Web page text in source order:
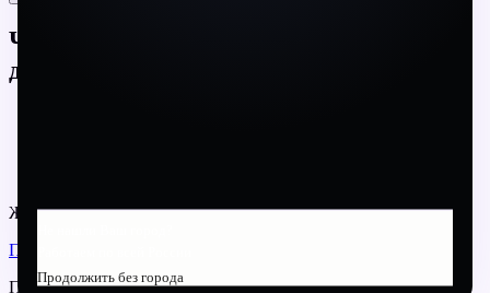
Частые вопросы о SEO-оптимизации
для B2B
Желаете изучить наши проекты?
ПОРТФОЛИО
Предлагаем вам почитать другие статьи нашего блога
Продолжить без города